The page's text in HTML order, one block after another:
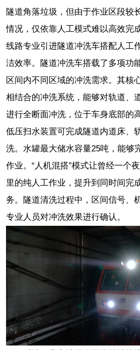
隧道角落垃圾，但由于作业区段较
情况，仅依靠人工模式难以高效完
线路专业引进隧道冲洗车搭配人工
洁效率。隧道冲洗车搭载了多项功
区间内不同区域的冲洗需求。其核
相结合的冲洗系统，能够对轨道、
进行全断面冲洗，位于车身底部的
低压扫水装置可完成隧道内道床、
洗。水罐最大储水容量25吨，能够
作业。“人机混搭”模式让曾经一个
里的纯人工作业，提升到同时间完
务。隧道清洗过程中，区间信号、
专业人员对冲洗效果进行确认。